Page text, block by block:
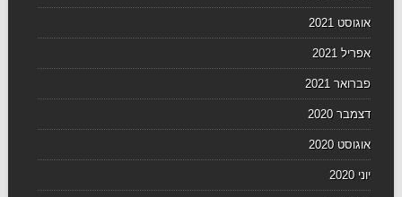
אוגוסט 2021
אפריל 2021
פברואר 2021
דצמבר 2020
אוגוסט 2020
יוני 2020